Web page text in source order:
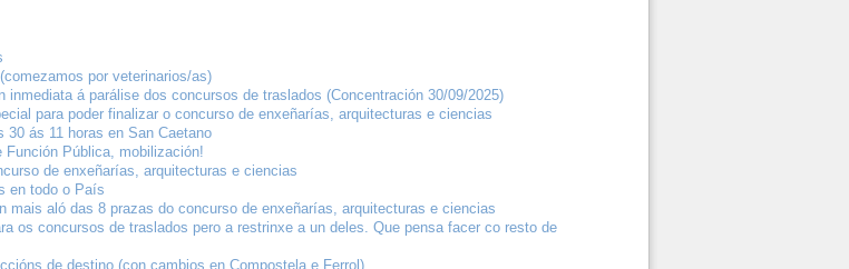
por veterinarios/as)
á parálise dos concursos de traslados (Concentración 30/09/2025)
para poder finalizar o concurso de enxeñarías, arquitecturas e ciencias
ás 11 horas en San Caetano
Función Pública, mobilización!
de enxeñarías, arquitecturas e ciencias
en todo o País
mais aló das 8 prazas do concurso de enxeñarías, arquitecturas e ciencias
os concursos de traslados pero a restrinxe a un deles. Que pensa facer co resto de
de destino (con cambios en Compostela e Ferrol)